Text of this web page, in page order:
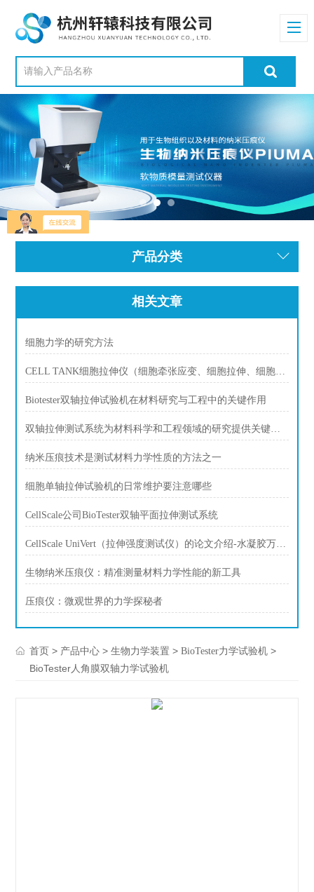
产品分类
相关文章
细胞力学的研究方法
CELL TANK细胞拉伸仪（细胞牵张应变、细胞拉伸、细胞应力、细胞牵张力）
Biotester双轴拉伸试验机在材料研究与工程中的关键作用
双轴拉伸测试系统为材料科学和工程领域的研究提供关键数据和信息
纳米压痕技术是测试材料力学性质的方法之一
细胞单轴拉伸试验机的日常维护要注意哪些
CellScale公司BioTester双轴平面拉伸测试系统
CellScale UniVert（拉伸强度测试仪）的论文介绍-水凝胶万能试验机
生物纳米压痕仪：精准测量材料力学性能的新工具
压痕仪：微观世界的力学探秘者
首页 > 产品中心 >生物力学装置 >BioTester力学试验机 >
BioTester人角膜双轴力学试验机